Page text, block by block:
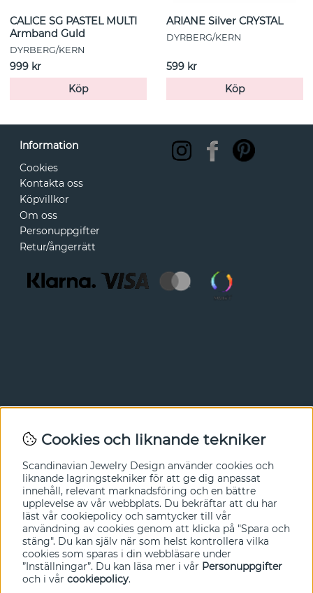
CALICE SG PASTEL MULTI
Armband Guld
DYRBERG/KERN
999 kr
Köp
ARIANE Silver CRYSTAL
DYRBERG/KERN
599 kr
Köp
Information
Cookies
Kontakta oss
Köpvillkor
Om oss
Personuppgifter
Retur/ångerrätt
Nyhetsbrev
erbjudanden före alla andra. Registrera dig här nedan.
Ja tack!
Cookies och liknande tekniker
Scandinavian Jewelry Design använder cookies och
liknande lagringstekniker för att ge dig anpassat
innehåll, relevant marknadsföring och en bättre
upplevelse av vår webbplats. Du bekräftar att du har
läst vår cookiepolicy och samtycker till vår
användning av cookies genom att klicka på "Spara och
stäng". Du kan själv när som helst kontrollera vilka
cookies som sparas i din webbläsare under
”Inställningar”. Du kan läsa mer i vår Personuppgifter
och i vår cookiepolicy.